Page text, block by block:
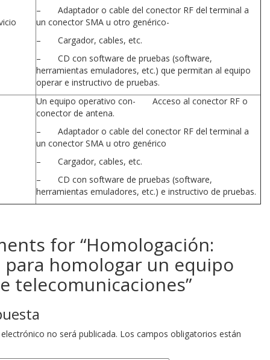
– Adaptador o cable del conector RF del terminal a
un conector SMA u otro genérico-
– Cargador, cables, etc.
– CD con software de pruebas (software,
herramientas emuladores, etc.) que permitan al equipo
operar e instructivo de pruebas.
Un equipo operativo con- Acceso al conector RF o
conector de antena.
– Adaptador o cable del conector RF del terminal a
un conector SMA u otro genérico
– Cargador, cables, etc.
– CD con software de pruebas (software,
herramientas emuladores, etc.) e instructivo de pruebas.
for “Homologación:
para homologar un equipo
telecomunicaciones”
no será publicada. Los campos obligatorios están